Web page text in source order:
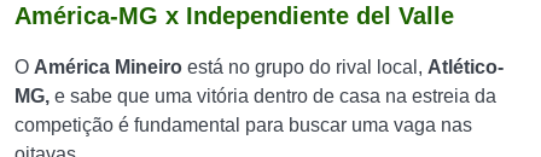
América-MG x Independiente del Valle
O América Mineiro está no grupo do rival local, Atlético-
MG, e sabe que uma vitória dentro de casa na estreia da
competição é fundamental para buscar uma vaga nas